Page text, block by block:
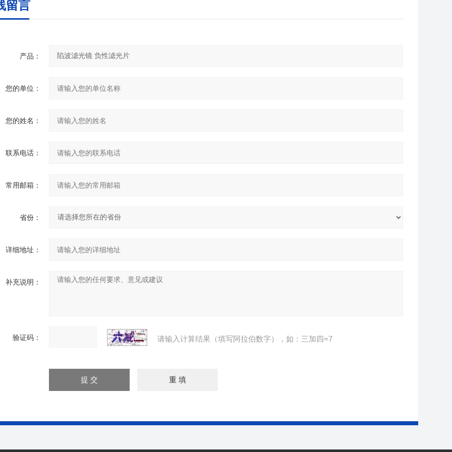
留言
产品：
您的单位：
您的姓名：
联系电话：
常用邮箱：
省份：
详细地址：
补充说明：
验证码： 请输入计算结果（填写阿拉伯数字），如：三加四=7